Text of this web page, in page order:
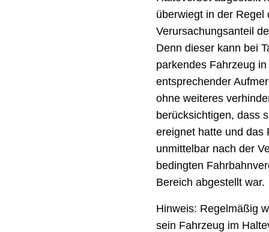
überwiegt in der Regel
Verursachungsanteil
Denn dieser kann bei
parkendes Fahrzeug
entsprechender
ohne weiteres
berücksichtigen, dass
ereignet hatte und das
unmittelbar nach der
bedingten
Bereich abgestellt war.
Hinweis: Regelmäßig
sein Fahrzeug im